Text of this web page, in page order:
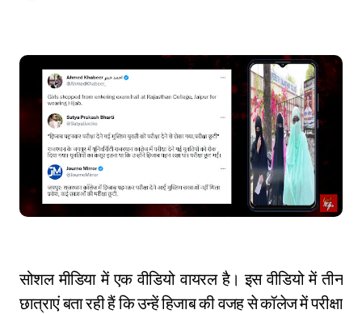
सोशल मीडिया में एक वीडियो वायरल है। इस वीडियो में तीन
छात्राएं बता रही हैं कि उन्हें हिजाब की वजह से कॉलेज में परीक्षा